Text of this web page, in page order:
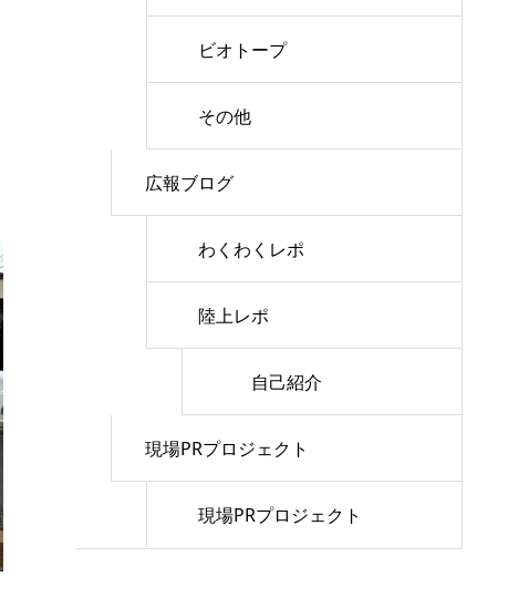
ビオトープ
その他
広報ブログ
わくわくレポ
陸上レポ
自己紹介
現場PRプロジェクト
現場PRプロジェクト